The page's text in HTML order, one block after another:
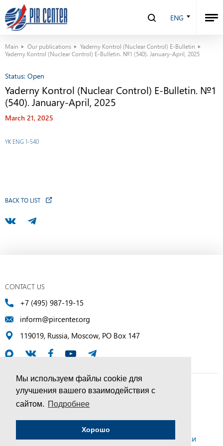
Мы используем файлы cookie для
улучшения вашего взаимодействия с
сайтом. Подробнее
Хорошо
ENG
Main Our publications
Yaderny Kontrol (Nuclear Control) E-Bulletin
Yaderny Kontrol (Nuclear Control) E-Bulletin. №1 (540). January-April, 2025
Status: Open
Yaderny Kontrol (Nuclear Control) E-Bulletin. №1
(540). January-April, 2025
March 21, 2025
YK ENG 1-540
BACK TO LIST
CONTACT US
+7 (495) 987-19-15
inform@pircenter.org
119019, Russia, Moscow, PO Box 147
© PIR Center, 1994–2025 | All Rights Reserved
Соглашение об обработке персональных данных
Политика конфиденциальности и условия обработки